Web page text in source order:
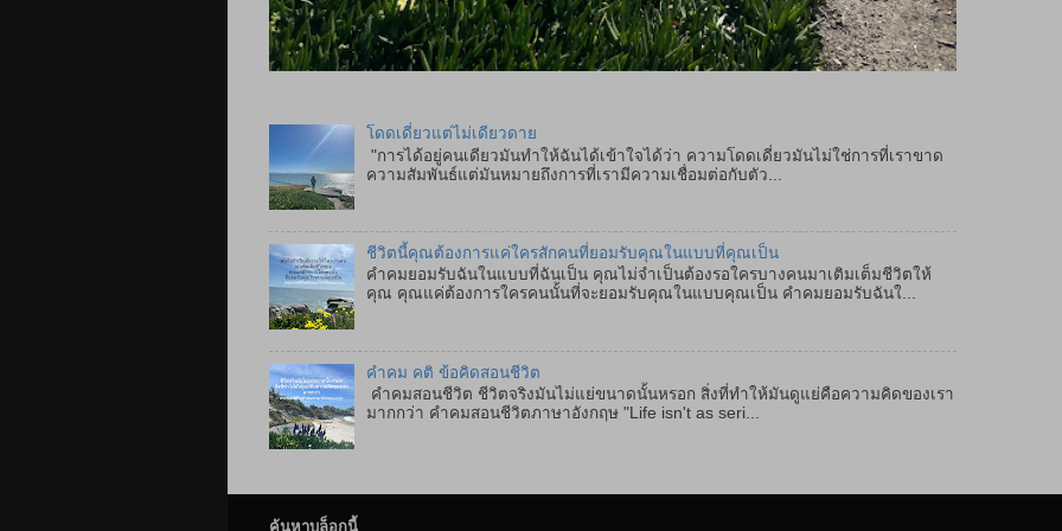
โดดเดี่ยวแต่ไม่เดียวดาย
"การได้อยู่คนเดียวมันทำให้ฉันได้เข้าใจได้ว่า ความโดดเดี่ยวมันไม่ใช่การที่เราขาด
ความสัมพันธ์แต่มันหมายถึงการที่เรามีความเชื่อมต่อกับตัว...
ชีวิตนี้คุณต้องการแค่ใครสักคนที่ยอมรับคุณในแบบที่คุณเป็น
คำคมยอมรับฉันในแบบที่ฉันเป็น คุณไม่จำเป็นต้องรอใครบางคนมาเติมเต็มชีวิตให้
คุณ คุณแค่ต้องการใครคนนั้นที่จะยอมรับคุณในแบบคุณเป็น คำคมยอมรับฉันใ...
คำคม คติ ข้อคิดสอนชีวิต
คำคมสอนชีวิต ชีวิตจริงมันไม่แย่ขนาดนั้นหรอก สิ่งที่ทำให้มันดูแย่คือความคิดของเรา
มากกว่า คำคมสอนชีวิตภาษาอังกฤษ "Life isn't as seri...
ค้นหาบล็อกนี้